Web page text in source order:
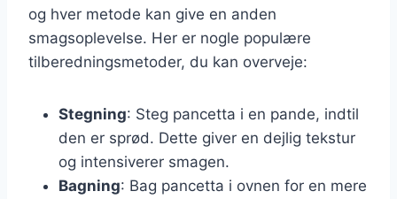
og hver metode kan give en anden
smagsoplevelse. Her er nogle populære
tilberedningsmetoder, du kan overveje:
Stegning: Steg pancetta i en pande, indtil
den er sprød. Dette giver en dejlig tekstur
og intensiverer smagen.
Bagning: Bag pancetta i ovnen for en mere